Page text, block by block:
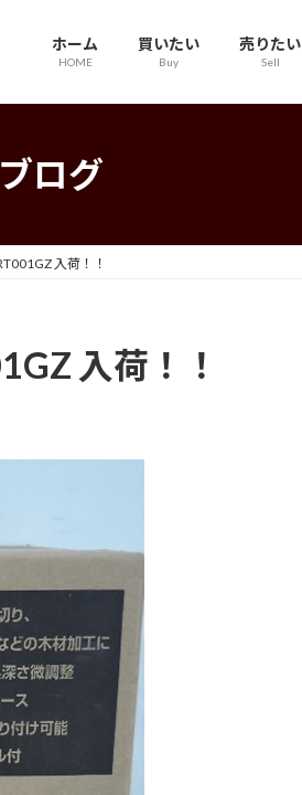
ホーム
HOME
買いたい
Buy
売りたい
Sell
ブログ
入荷！！
入荷！！